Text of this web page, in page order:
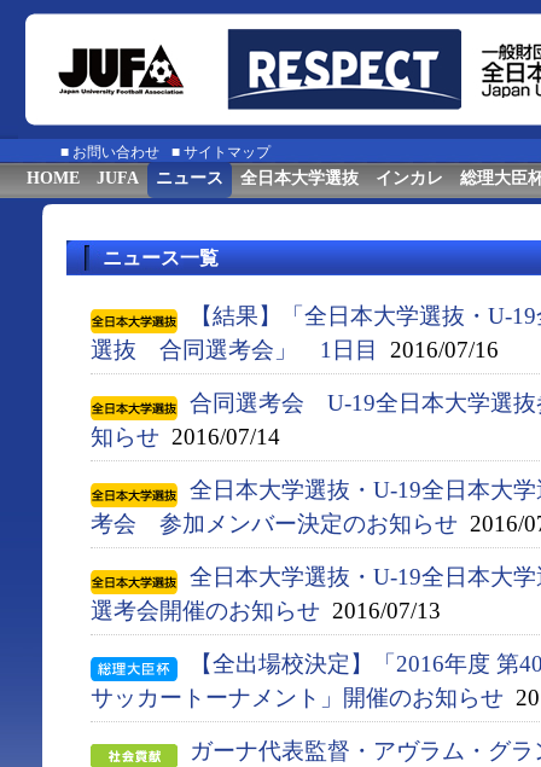
■ お問い合わせ ■ サイトマップ
HOME JUFA ニュース 全日本大学選抜 インカレ 総理大臣
ニュース一覧
【結果】「全日本大学選抜・U-
選抜 合同選考会」 1日目
2016/07/16
合同選考会 U-19全日本大学選抜
知らせ 2016/07/14
全日本大学選抜・U-19全日本大
考会 参加メンバー決定のお知らせ 2016/
全日本大学選抜・U-19全日本大
選考会開催のお知らせ 2016/07/13
【全出場校決定】「2016年度 第
サッカートーナメント」開催のお知らせ
ガーナ代表監督・アヴラム・グ